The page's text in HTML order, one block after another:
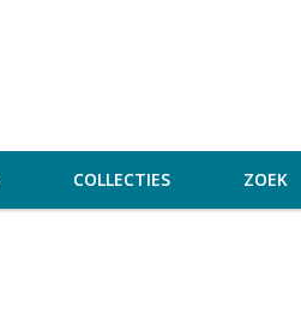
COLLECTIES ZOEK